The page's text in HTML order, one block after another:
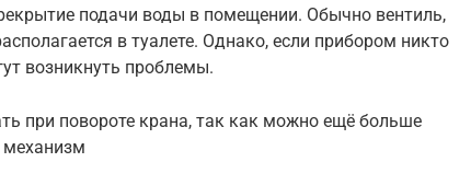
подачи воды в помещении. Обычно вентиль,
в туалете. Однако, если прибором никто
возникнуть проблемы.
при повороте крана, так как можно ещё больше
механизм